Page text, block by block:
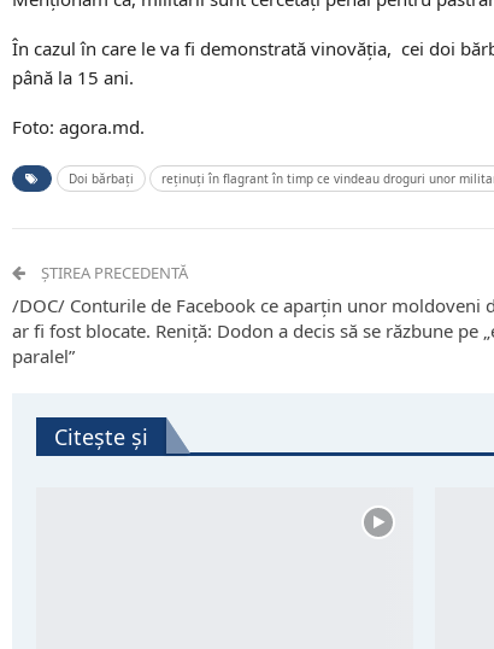
În cazul în care le va fi demonstrată vinovăția, cei doi
până la 15 ani.
Foto: agora.md.
Doi bărbați reținuți în flagrant în timp ce vindeau droguri unor
ȘTIREA PRECEDENTĂ
/DOC/ Conturile de Facebook ce aparțin unor moldoveni
ar fi fost blocate. Reniță: Dodon a decis să se răzbune pe
paralel”
Citește și